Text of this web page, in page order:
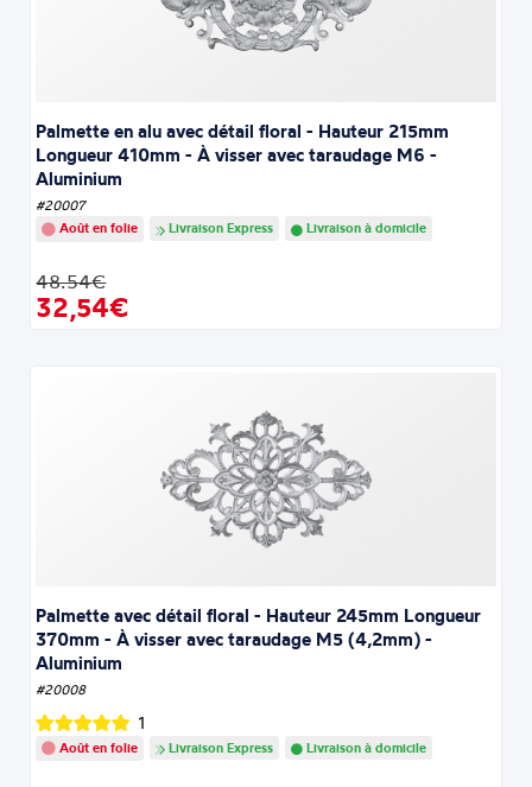
Palmette en alu avec détail floral - Hauteur 215mm
Longueur 410mm - À visser avec taraudage M6 -
Aluminium
#20007
Août en folie
Livraison Express Livraison à domicile
48.54€
32,54€
Palmette avec détail floral - Hauteur 245mm Longueur
370mm - À visser avec taraudage M5 (4,2mm) -
Aluminium
#20008
1
Août en folie Livraison Express Livraison à domicile